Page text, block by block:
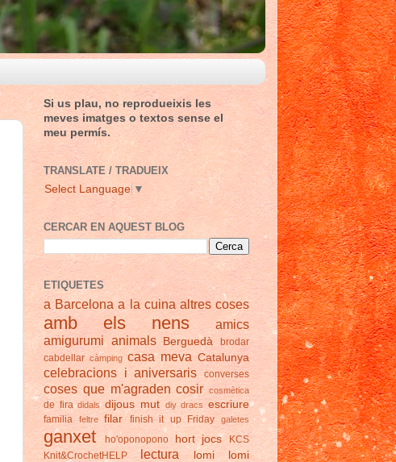
Si us plau, no reprodueixis les
meves imatges o textos sense el
meu permís.
TRANSLATE / TRADUEIX
Select Language ▼
CERCAR EN AQUEST BLOG
ETIQUETES
a Barcelona a la cuina altres coses
amb els nens
amics
amigurumi animals Berguedà
brodar
cabdellar càmping casa meva Catalunya
celebracions i aniversaris converses
coses que m'agraden cosir cosmètica
de fira didals dijous mut diy dracs escriure
familia feltre filar finish it up Friday galetes
ganxet ho'oponopono hort jocs
KCS
Knit&CrochetHELP
lectura
lomi lomi